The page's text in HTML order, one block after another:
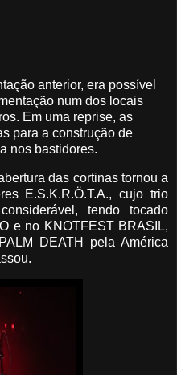
anterior, era possível
num dos locais
Em uma reprise, as
para a construção de
nos bastidores.
das cortinas tornou a
E.S.K.R.Ö.T.A., cujo trio
tendo tocado
e no KNOTFEST BRASIL,
DEATH pela América